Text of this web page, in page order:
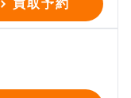
買取予約